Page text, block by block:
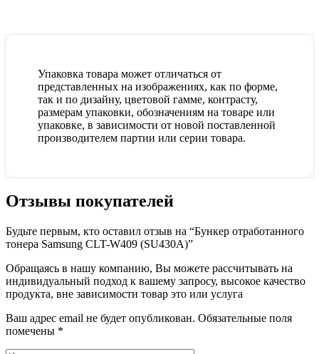
Упаковка товара может отличаться от
представленных на изображениях, как по форме,
так и по дизайну, цветовой гамме, контрасту,
размерам упаковки, обозначениям на товаре или
упаковке, в зависимости от новой поставленной
производителем партии или серии товара.
Отзывы покупателей
Будьте первым, кто оставил отзыв на “Бункер отработанного
тонера Samsung CLT-W409 (SU430A)”
Обращаясь в нашу компанию, Вы можете рассчитывать на
индивидуальный подход к вашему запросу, высокое качество
продукта, вне зависимости товар это или услуга
Ваш адрес email не будет опубликован. Обязательные поля
помечены *